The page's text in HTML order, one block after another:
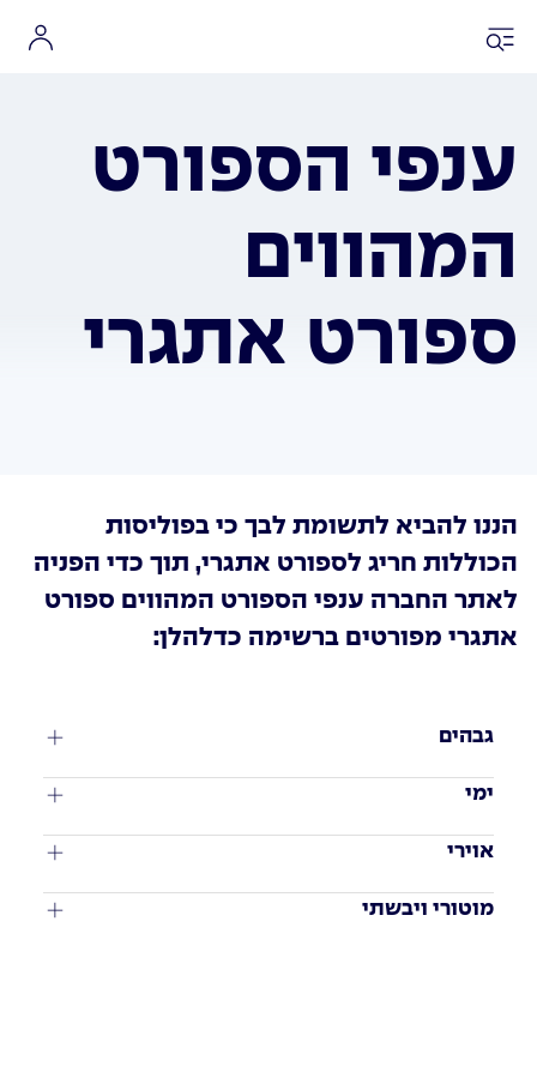
ענפי הספורט
המהווים
ספורט אתגרי
הננו להביא לתשומת לבך כי בפוליסות
הכוללות חריג לספורט אתגרי, תוך כדי הפניה
לאתר החברה ענפי הספורט המהווים ספורט
אתגרי מפורטים ברשימה כדלהלן:
גבהים
ימי
אוירי
מוטורי ויבשתי